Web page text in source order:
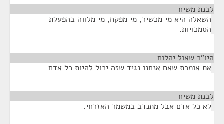
לבנת משיח
השאלה היא מי מכשיר, מי מפקח, מי מלווה בהפעלת
הסמכויות.
היו"ר שאול יהלום
את אומרת שאם אנחנו נגיד שזה יכול להיות כל אדם - - -
לבנת משיח
לא כל אדם אבל מתנדב במשמר האזרחי.